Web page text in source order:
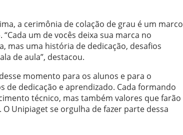
a cerimônia de colação de grau é um marco
um de vocês deixa sua marca no
mas uma história de dedicação, desafios
de aula”, destacou.
momento para os alunos e para o
de dedicação e aprendizado. Cada formando
técnico, mas também valores que farão
Unipiaget se orgulha de fazer parte dessa